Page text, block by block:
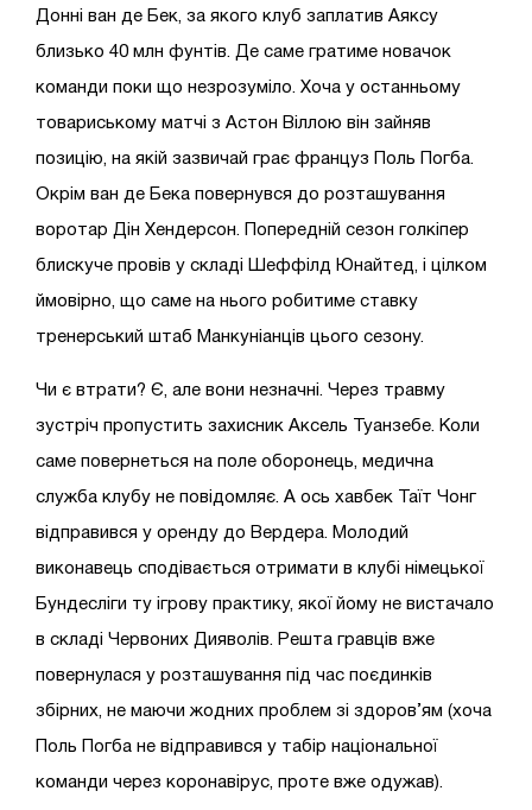
Донні ван де Бек, за якого клуб заплатив Аяксу
близько 40 млн фунтів. Де саме гратиме новачок
команди поки що незрозуміло. Хоча у останньому
товариському матчі з Астон Віллою він зайняв
позицію, на якій зазвичай грає француз Поль Погба.
Окрім ван де Бека повернувся до розташування
воротар Дін Хендерсон. Попередній сезон голкіпер
блискуче провів у складі Шеффілд Юнайтед, і цілком
ймовірно, що саме на нього робитиме ставку
тренерський штаб Манкуніанців цього сезону.
Чи є втрати? Є, але вони незначні. Через травму
зустріч пропустить захисник Аксель Туанзебе. Коли
саме повернеться на поле оборонець, медична
служба клубу не повідомляє. А ось хавбек Таїт Чонг
відправився у оренду до Вердера. Молодий
виконавець сподівається отримати в клубі німецької
Бундесліги ту ігрову практику, якої йому не вистачало
в складі Червоних Дияволів. Решта гравців вже
повернулася у розташування під час поєдинків
збірних, не маючи жодних проблем зі здоров’ям (хоча
Поль Погба не відправився у табір національної
команди через коронавірус, проте вже одужав).